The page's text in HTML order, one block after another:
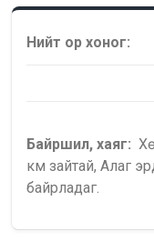
Нийт ор хоног:
Байршил, хаяг:
км зайтай, Алаг
байрладаг.